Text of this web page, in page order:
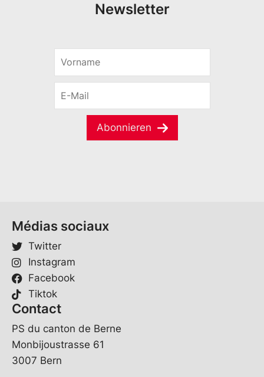
Newsletter
M
l
E
r
M
Abonnieren
Médias sociaux
Twitter
Instagram
Facebook
Tiktok
Contact
PS du canton de Berne
Monbijoustrasse 61
3007 Bern